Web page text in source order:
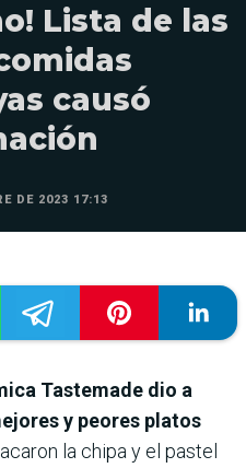
Lista de las
causó
DE 2023 17:13
Tastemade dio a
y peores platos
la chipa y el pastel